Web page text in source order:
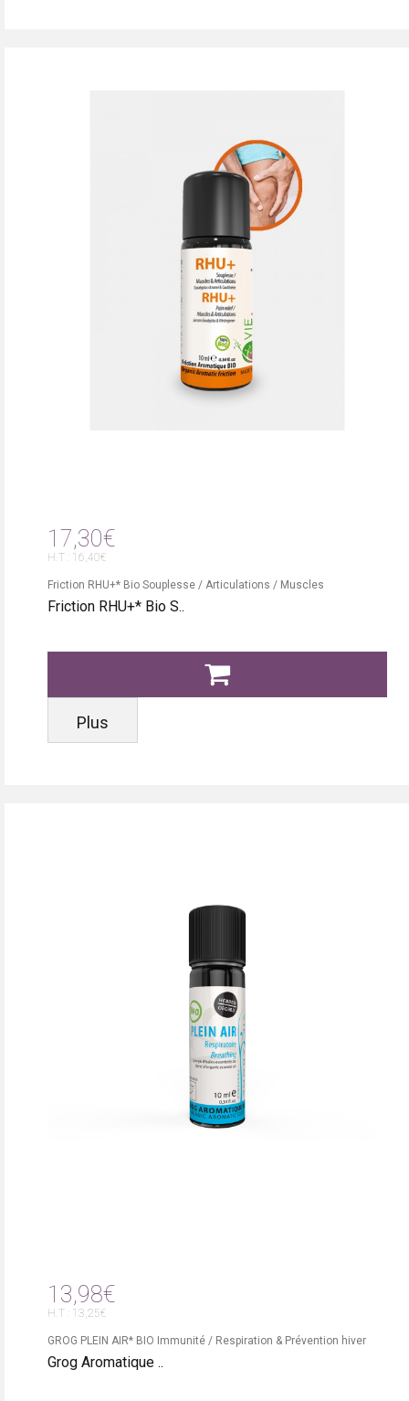
17,30€
H.T : 16,40€
Friction RHU+* Bio Souplesse / Articulations / Muscles
Friction RHU+* Bio S..
Plus
13,98€
H.T : 13,25€
GROG PLEIN AIR* BIO Immunité / Respiration & Prévention hiver
Grog Aromatique ..